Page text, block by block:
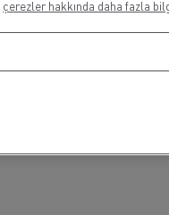
çerezler hakkında daha fazla